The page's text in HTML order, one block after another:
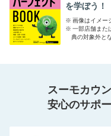
を学ぼう！
※ 画像はイメー
※ 一部店舗また
典の対象外と
スーモカウ
安心のサポ